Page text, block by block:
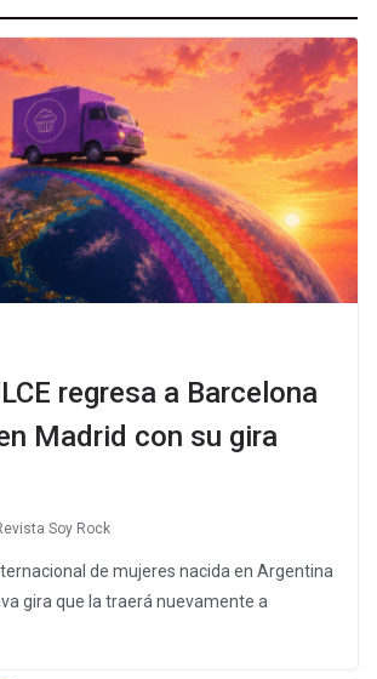
regresa a Barcelona
Madrid con su gira
Soy Rock
de mujeres nacida en Argentina
gira que la traerá nuevamente a